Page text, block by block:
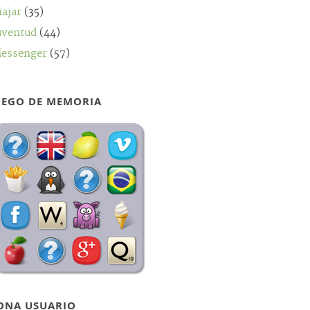
(35)
(44)
(57)
DE MEMORIA
USUARIO